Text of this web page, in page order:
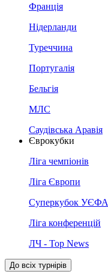
Франція
Нідерланди
Туреччина
Португалія
Бельгія
МЛС
Саудівська Аравія
Єврокубки
Ліга чемпіонів
Ліга Європи
Суперкубок УЄФА
Ліга конференцій
ЛЧ - Top News
До всіх турнірів